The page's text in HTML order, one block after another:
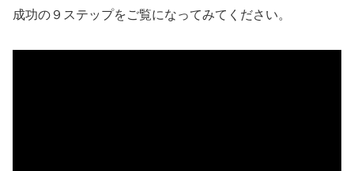
成功の９ステップをご覧になってみてください。